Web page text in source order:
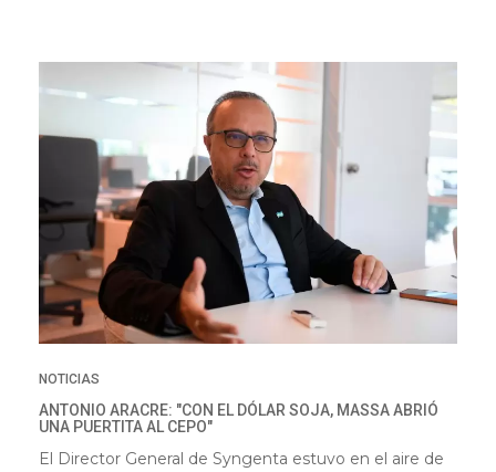
NOTICIAS
ANTONIO ARACRE: "CON EL DÓLAR SOJA, MASSA ABRIÓ
UNA PUERTITA AL CEPO"
El Director General de Syngenta estuvo en el aire de